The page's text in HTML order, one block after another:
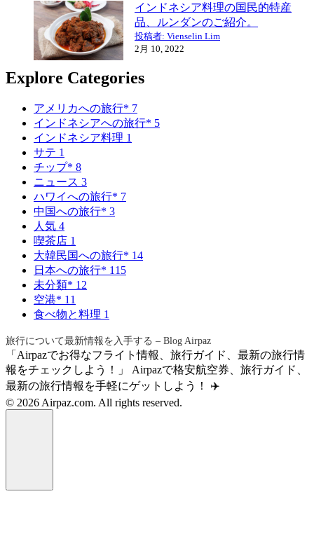
インドネシア料理の国民的特産
品、ルンダンのご紹介。
投稿者: Vienselin Lim
2月 10, 2022
Explore Categories
アメリカへの旅行* 7
インドネシアへの旅行* 5
インドネシア料理 1
サテ 1
チップ* 8
ニュース 3
ハワイへの旅行* 7
中国への旅行* 3
人気 4
喫茶店 1
大韓民国への旅行* 14
日本への旅行* 115
未分類* 12
空港* 11
食べ物と料理 1
旅行について最新情報を入手する – Blog Airpaz
「Airpazでお得なフライト情報、旅行ガイド、最新の旅行情
報をチェックしよう！」 Airpazで格安航空券、旅行ガイド、
最新の旅行情報を手軽にゲットしよう！ ✈️
© 2026 Airpaz.com. All rights reserved.